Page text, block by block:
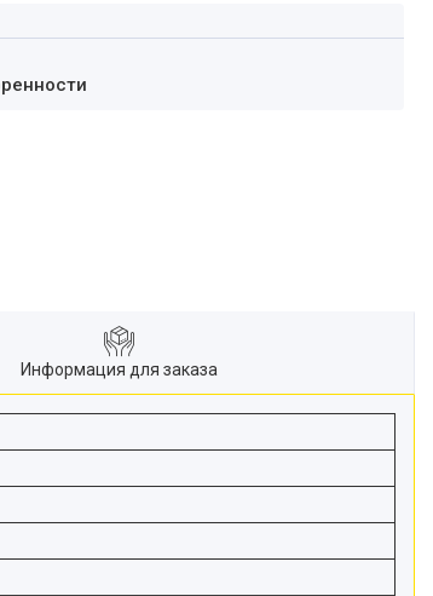
Информация для заказа